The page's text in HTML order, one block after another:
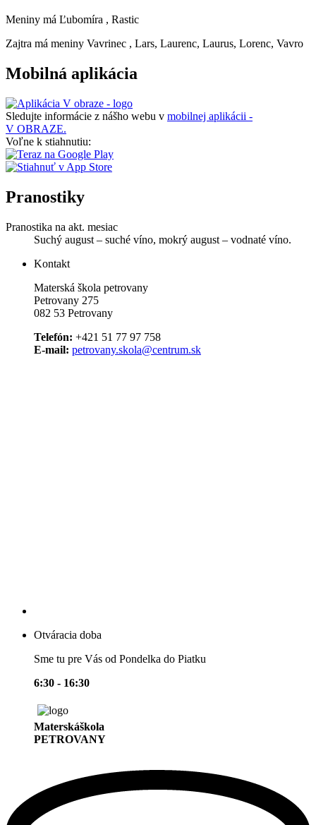
Meniny má Ľubomíra , Rastic
Zajtra má meniny Vavrinec , Lars, Laurenc, Laurus, Lorenc, Vavro
Mobilná aplikácia
Sledujte informácie z nášho webu v mobilnej aplikácii -
V OBRAZE.
Voľne k stiahnutiu:
Pranostiky
Pranostika na akt. mesiac
Suchý august – suché víno, mokrý august – vodnaté víno.
Kontakt
Materská škola petrovany
Petrovany 275
082 53 Petrovany
Telefón: +421 51 77 97 758
E-mail: petrovany.skola@centrum.sk
Otváracia doba
Sme tu pre Vás od Pondelka do Piatku
6:30 - 16:30
Materskáškola
PETROVANY